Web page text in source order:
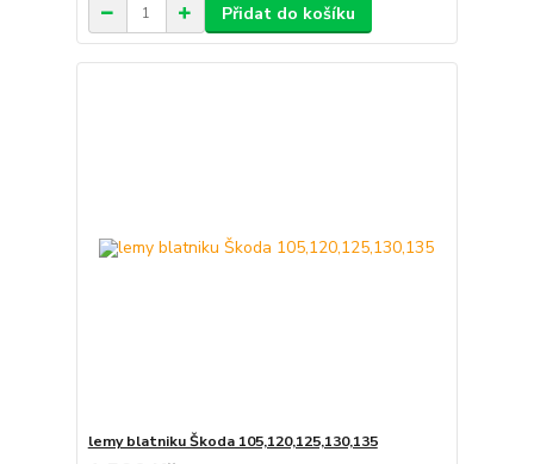
Přidat do košíku
lemy blatniku Škoda 105,120,125,130,135